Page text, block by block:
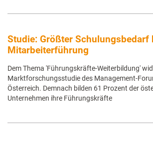
Studie: Größter Schulungsbedarf
Mitarbeiterführung
Dem Thema 'Führungskräfte-Weiterbildung'
Marktforschungsstudie des Management-
Österreich. Demnach bilden 61 Prozent der
Unternehmen ihre Führungskräfte